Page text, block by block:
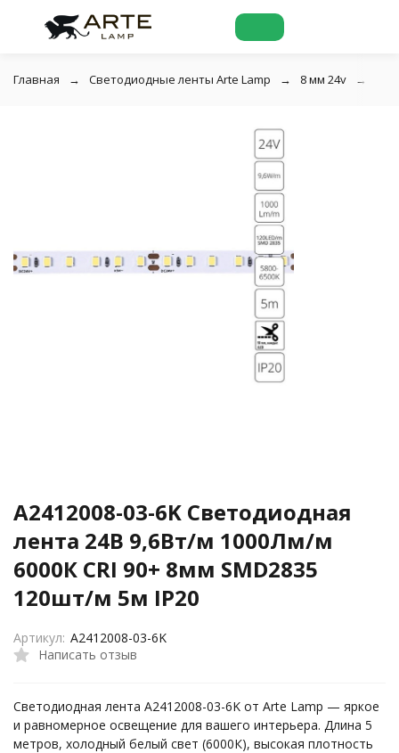
Главная Светодиодные ленты Arte Lamp 8 мм 24v
A2412008-03-6K Светодиодная
лента 24В 9,6Вт/м 1000Лм/м
6000К CRI 90+ 8мм SMD2835
120шт/м 5м IP20
Написать отзыв
Артикул: A2412008-03-6K
Светодиодная лента A2412008-03-6K от Arte Lamp — яркое
и равномерное освещение для вашего интерьера. Длина 5
метров, холодный белый свет (6000К), высокая плотность